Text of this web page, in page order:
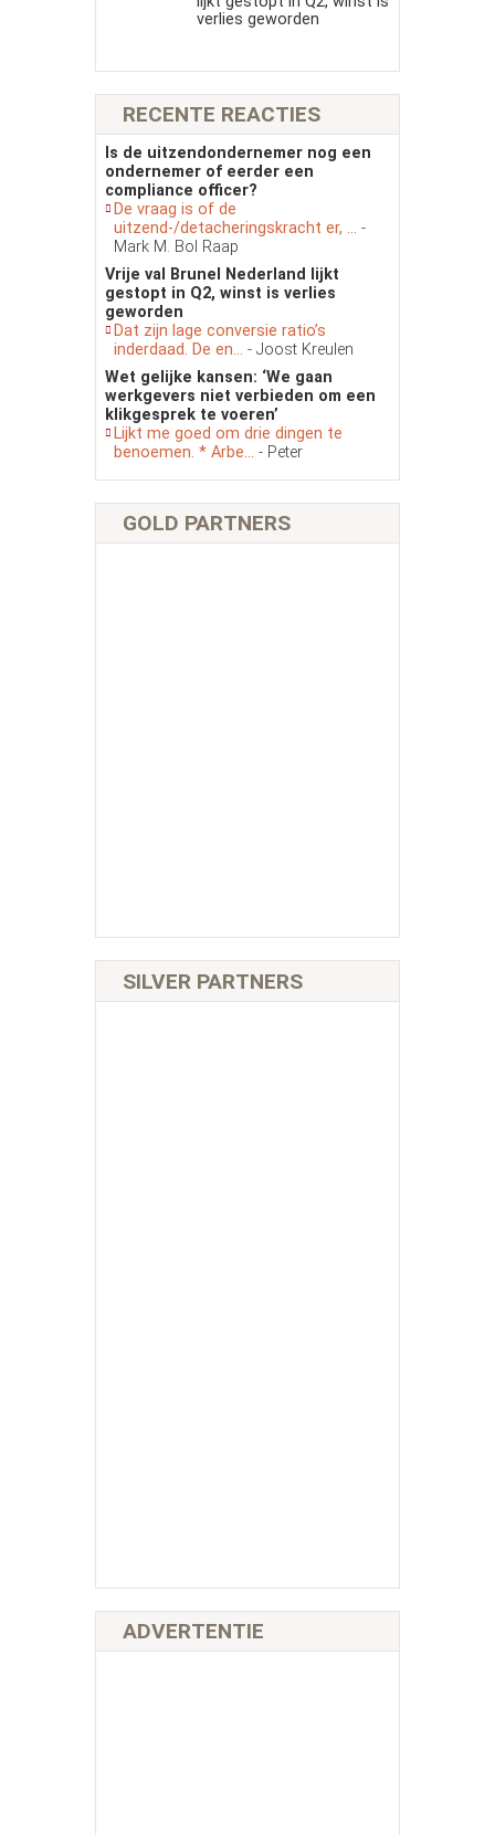
verlies geworden
RECENTE REACTIES
Is de uitzendondernemer nog een
ondernemer of eerder een
compliance officer?
De vraag is of de
uitzend-/detacheringskracht er, ... -
Mark M. Bol Raap
Vrije val Brunel Nederland lijkt
gestopt in Q2, winst is verlies
geworden
Dat zijn lage conversie ratio’s
inderdaad. De en... - Joost Kreulen
Wet gelijke kansen: ‘We gaan
werkgevers niet verbieden om een
klikgesprek te voeren’
Lijkt me goed om drie dingen te
benoemen. * Arbe... - Peter
GOLD PARTNERS
SILVER PARTNERS
ADVERTENTIE